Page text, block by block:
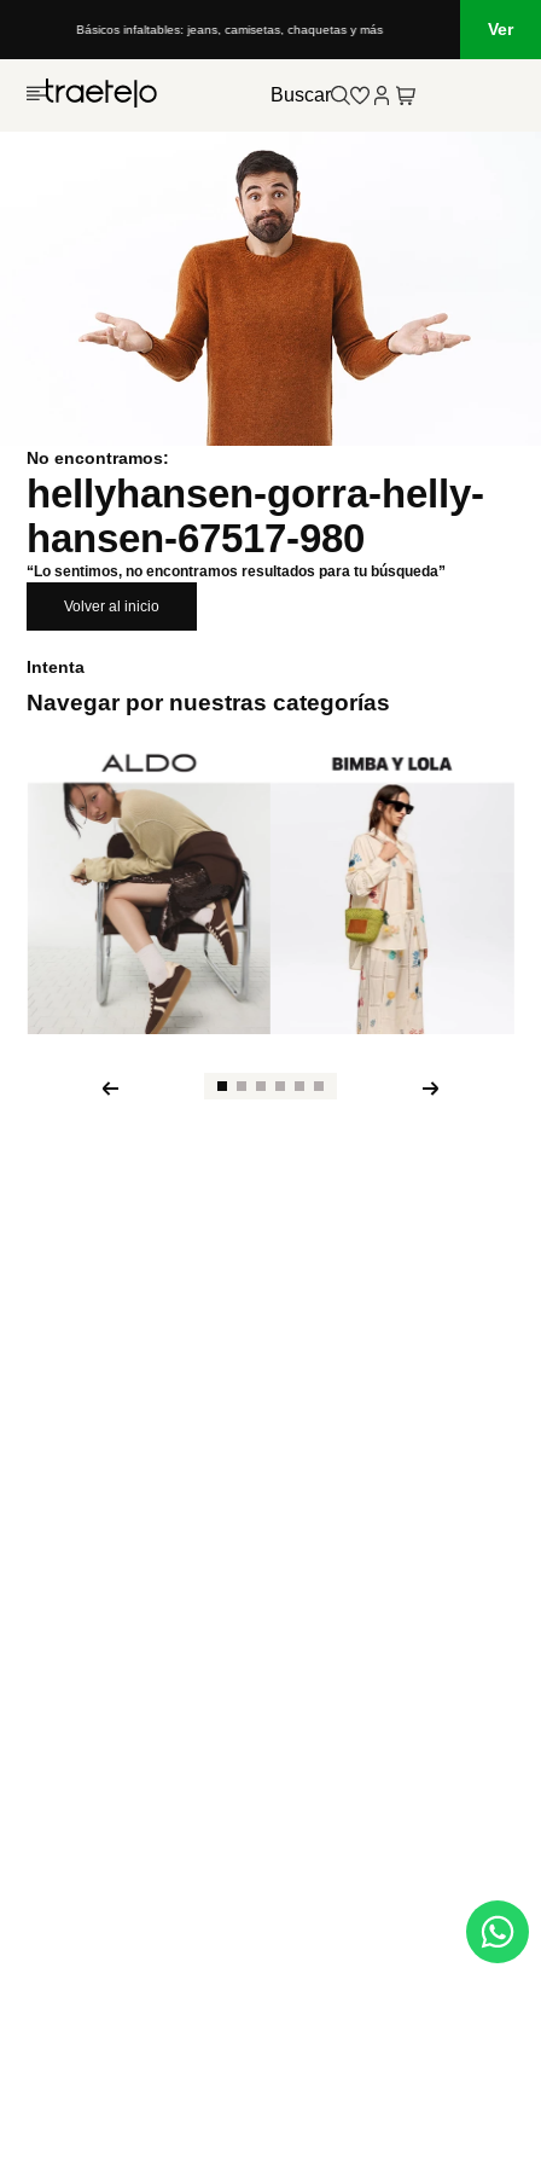
Básicos infaltables: jeans, camisetas, chaquetas y más Ver
Buscar
No encontramos:
hellyhansen-gorra-helly-
hansen-67517-980
“Lo sentimos, no encontramos resultados para tu búsqueda”
Volver al inicio
Intenta
Navegar por nuestras categorías